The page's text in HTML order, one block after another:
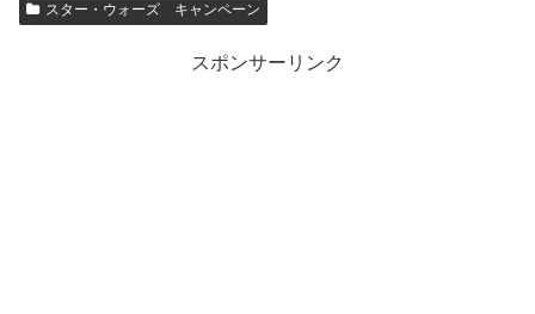
スター・ウォーズ キャンペーン
スポンサーリンク